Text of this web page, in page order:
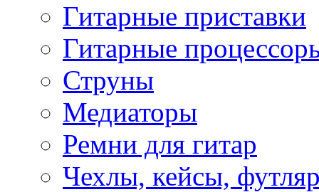
Гитарные приставки
Гитарные
Струны
Медиаторы
Ремни для гитар
Чехлы, кейсы,